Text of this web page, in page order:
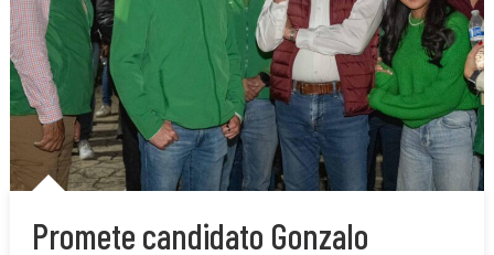
Promete candidato Gonzalo